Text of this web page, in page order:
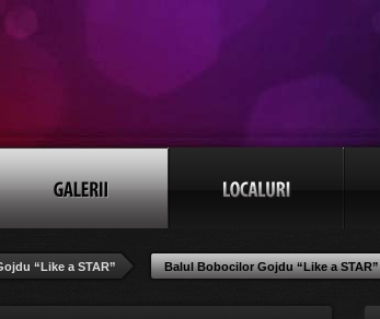
“Like a STAR” Balul Bobocilor Gojdu “Like a STAR”